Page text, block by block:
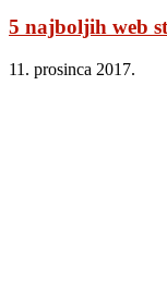
5 najboljih web
11. prosinca 2017.